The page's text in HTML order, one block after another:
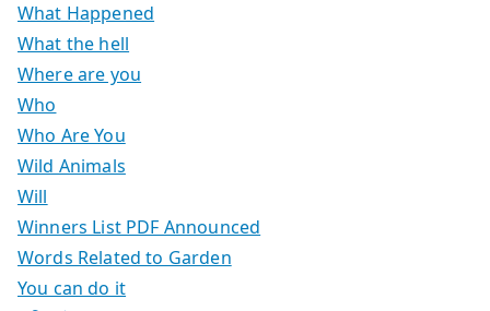
What Happened
What the hell
Where are you
Who
Who Are You
Wild Animals
Will
Winners List PDF Announced
Words Related to Garden
You can do it